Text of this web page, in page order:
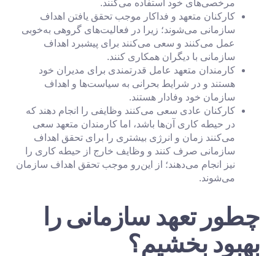
مرخصی‌های خود استفاده می‌کنند.
کارکنان متعهد و فداکار موجب تحقق یافتن اهداف
سازمانی می‌شوند؛ زیرا در فعالیت‌های گروهی به‌خوبی
عمل می‌کنند و سعی می‌کنند برای پیشبرد اهداف
سازمانی با دیگران همکاری کنند.
کارمندان متعهد عامل قدرتمندی برای مدیران خود
هستند و در شرایط بحرانی به سیاست‌ها و اهداف
سازمان خود وفادار هستند.
کارکنان عادی سعی می‌کنند وظایفی را انجام دهند که
در حیطه کاری آن‌ها باشد، اما کارمندان متعهد سعی
می‌کنند زمان و انرژی بیشتری را برای تحقق اهداف
سازمانی صرف کنند و وظایف خارج از حیطه کاری را
نیز انجام می‌دهند؛ از این‌رو موجب تحقق اهداف سازمان
می‌شوند.
چطور تعهد سازمانی را
بهبود بخشیم؟